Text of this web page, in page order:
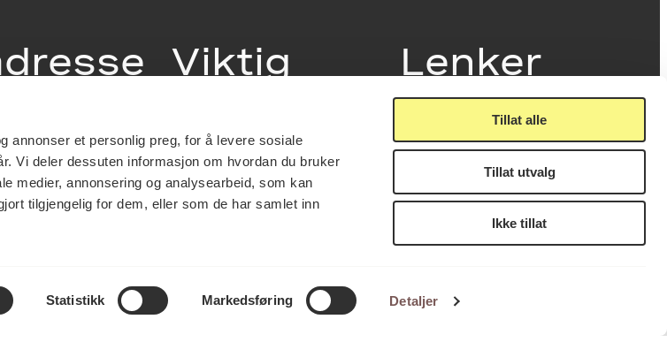
annonser et personlig preg, for å levere sosiale
Vi deler dessuten informasjon om hvordan du bruker
medier, annonsering og analysearbeid, som kan
tilgjengelig for dem, eller som de har samlet inn
Statistikk Markedsføring Detaljer
Tillat alle
Tillat utvalg
Ikke tillat
Viktig
Utbetaling og fakturering
Personvernerklæring
Lenker
Nyhetsbrev
Offentlig postjournal
Oppdragsportalen
Tilgjengelighetserklæring